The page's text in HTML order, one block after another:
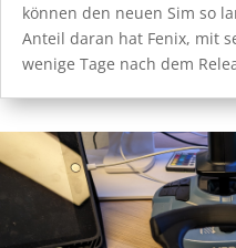
können den neuen Sim so
Anteil daran hat Fenix, mit
wenige Tage nach dem